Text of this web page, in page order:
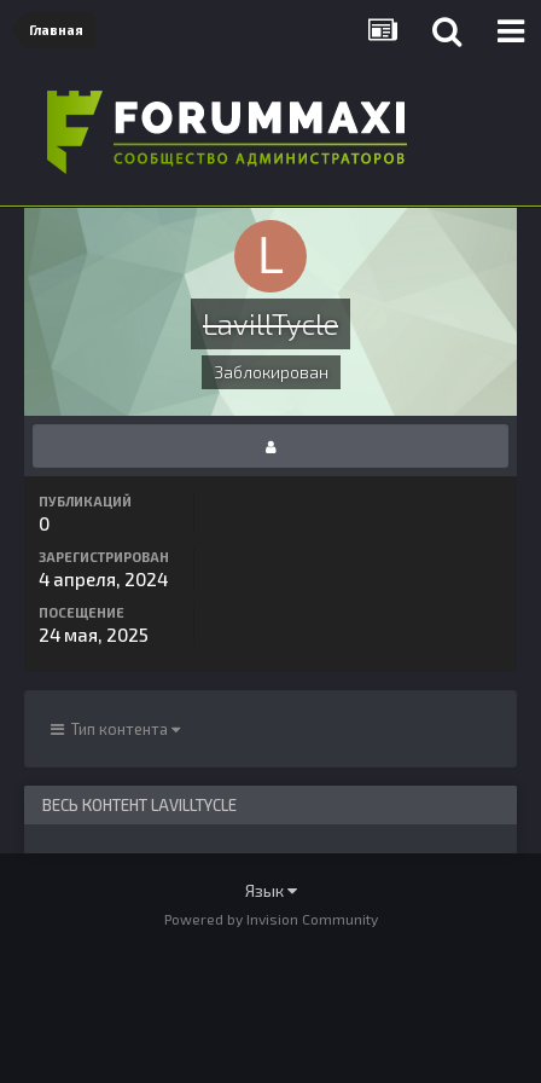
Главная
LavillTycle
Заблокирован
ПУБЛИКАЦИЙ
0
ЗАРЕГИСТРИРОВАН
4 апреля, 2024
ПОСЕЩЕНИЕ
24 мая, 2025
Тип контента
ВЕСЬ КОНТЕНТ LAVILLTYCLE
Язык
Powered by Invision Community